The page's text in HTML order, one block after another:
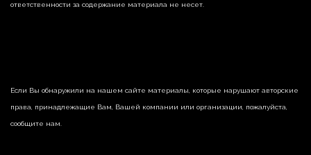
ответственности за содержание материала не несет.
Если Вы обнаружили на нашем сайте материалы, которые нарушают авторские
права, принадлежащие Вам, Вашей компании или организации, пожалуйста,
сообщите нам.